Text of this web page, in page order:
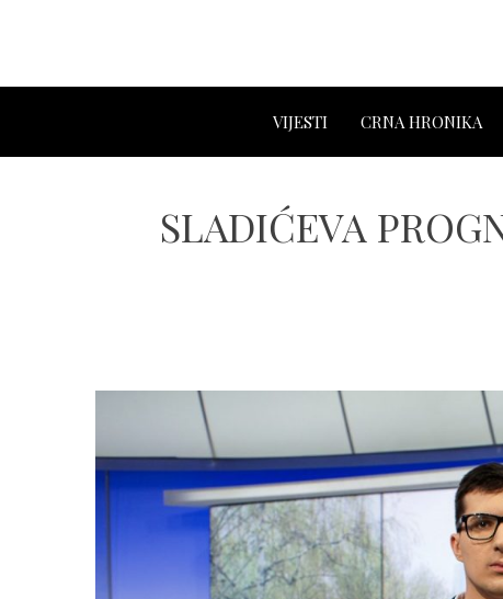
VIJESTI CRNA HRONIKA
SLADIĆEVA